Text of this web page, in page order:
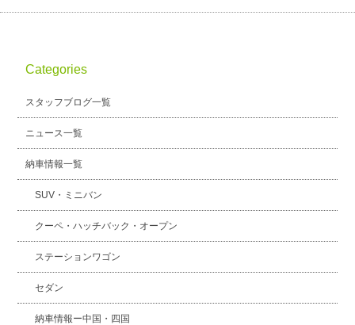
Categories
スタッフブログ一覧
ニュース一覧
納車情報一覧
SUV・ミニバン
クーペ・ハッチバック・オープン
ステーションワゴン
セダン
納車情報ー中国・四国